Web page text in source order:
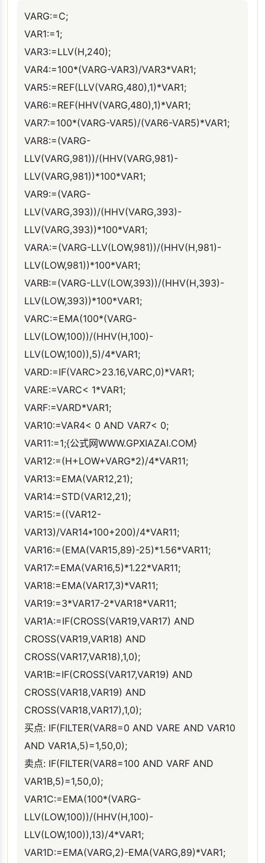
VARG:=C;
VAR1:=1;
VAR3:=LLV(H,240);
VAR4:=100*(VARG-VAR3)/VAR3*VAR1;
VAR5:=REF(LLV(VARG,480),1)*VAR1;
VAR6:=REF(HHV(VARG,480),1)*VAR1;
VAR7:=100*(VARG-VAR5)/(VAR6-VAR5)*VAR1;
VAR8:=(VARG-
LLV(VARG,981))/(HHV(VARG,981)-
LLV(VARG,981))*100*VAR1;
VAR9:=(VARG-
LLV(VARG,393))/(HHV(VARG,393)-
LLV(VARG,393))*100*VAR1;
VARA:=(VARG-LLV(LOW,981))/(HHV(H,981)-
LLV(LOW,981))*100*VAR1;
VARB:=(VARG-LLV(LOW,393))/(HHV(H,393)-
LLV(LOW,393))*100*VAR1;
VARC:=EMA(100*(VARG-
LLV(LOW,100))/(HHV(H,100)-
LLV(LOW,100)),5)/4*VAR1;
VARD:=IF(VARC>23.16,VARC,0)*VAR1;
VARE:=VARC< 1*VAR1;
VARF:=VARD*VAR1;
VAR10:=VAR4< 0 AND VAR7< 0;
VAR11:=1;{公式网WWW.GPXIAZAI.COM}
VAR12:=(H+LOW+VARG*2)/4*VAR11;
VAR13:=EMA(VAR12,21);
VAR14:=STD(VAR12,21);
VAR15:=((VAR12-
VAR13)/VAR14*100+200)/4*VAR11;
VAR16:=(EMA(VAR15,89)-25)*1.56*VAR11;
VAR17:=EMA(VAR16,5)*1.22*VAR11;
VAR18:=EMA(VAR17,3)*VAR11;
VAR19:=3*VAR17-2*VAR18*VAR11;
VAR1A:=IF(CROSS(VAR19,VAR17) AND
CROSS(VAR19,VAR18) AND
CROSS(VAR17,VAR18),1,0);
VAR1B:=IF(CROSS(VAR17,VAR19) AND
CROSS(VAR18,VAR19) AND
CROSS(VAR18,VAR17),1,0);
买点: IF(FILTER(VAR8=0 AND VARE AND VAR10
AND VAR1A,5)=1,50,0);
卖点: IF(FILTER(VAR8=100 AND VARF AND
VAR1B,5)=1,50,0);
VAR1C:=EMA(100*(VARG-
LLV(LOW,100))/(HHV(H,100)-
LLV(LOW,100)),13)/4*VAR1;
VAR1D:=EMA(VARG,2)-EMA(VARG,89)*VAR1;